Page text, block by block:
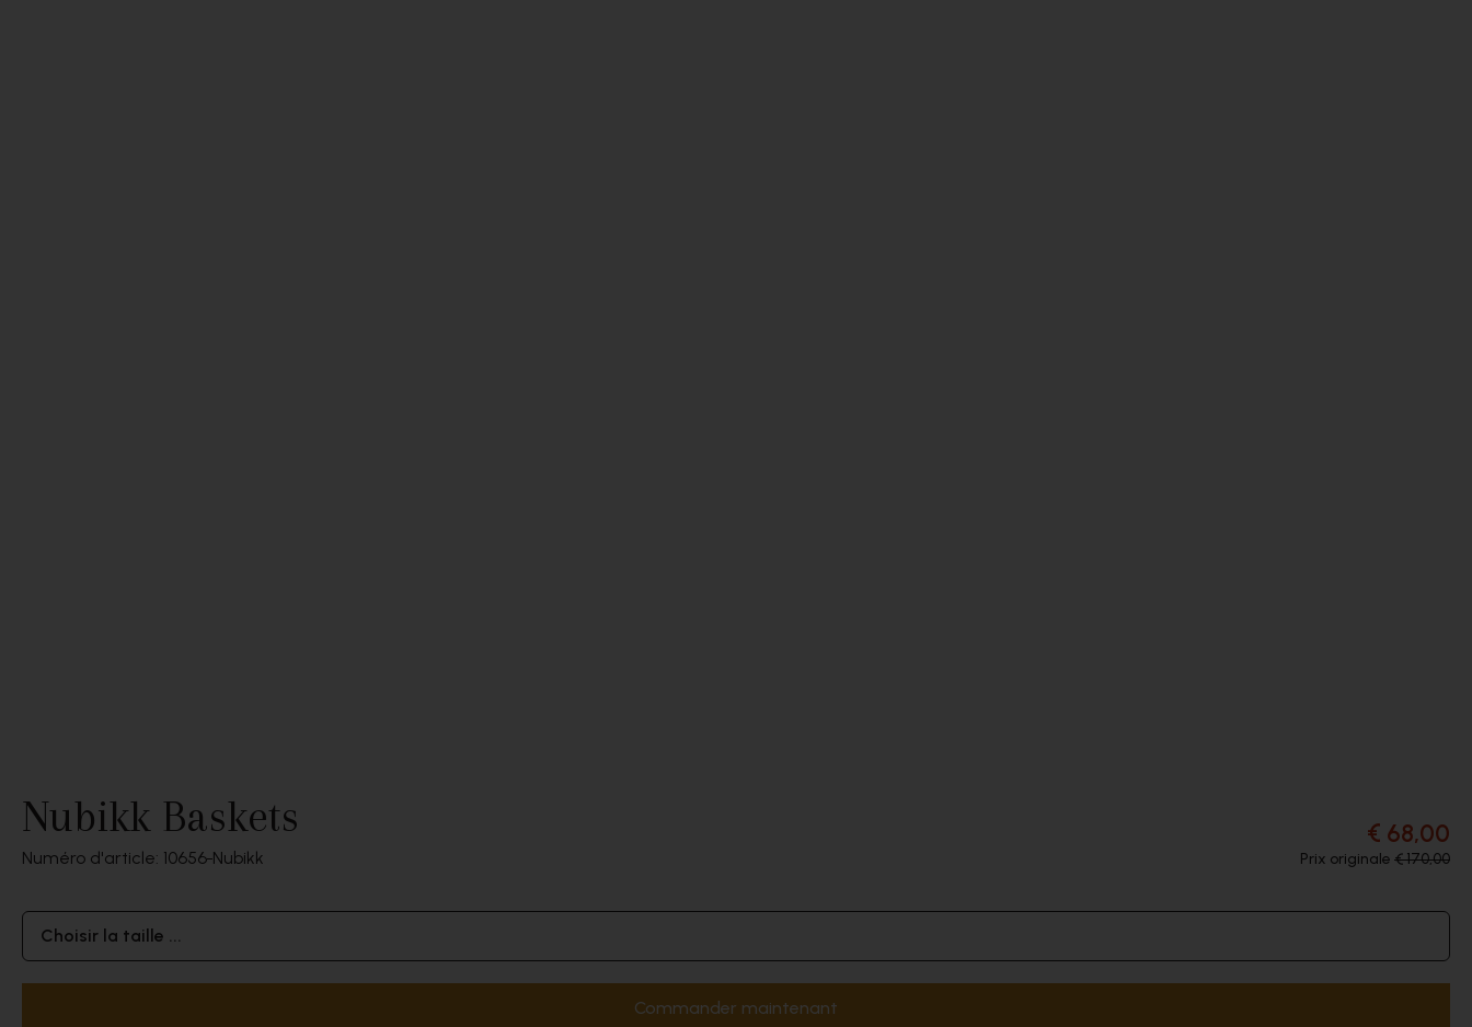
Nubikk Baskets
Numéro d'article: 10656 Nubikk
€ 68,00
Prix originale € 170,00
Choisir la taille ...
Commander maintenant